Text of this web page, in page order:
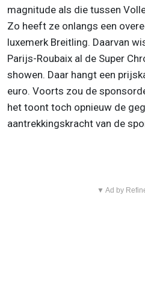
magnitude als die tussen
Zo heeft ze onlangs een
luxemerk Breitling. Daarvan
Parijs-Roubaix al de Super
showen. Daar hangt een
euro. Voorts zou de
het toont toch opnieuw de
aantrekkingskracht van de
▼ Ad by